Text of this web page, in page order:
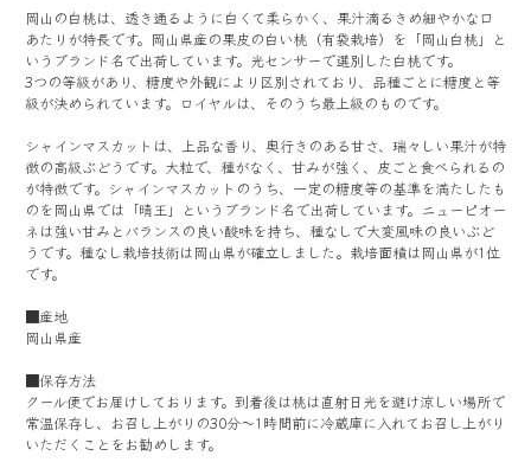
岡山の白桃は、透き通るように白くて柔らかく、果汁滴るきめ細やかな口
あたりが特長です。岡山県産の果皮の白い桃（有袋栽培）を「岡山白桃」と
いうブランド名で出荷しています。光センサーで選別した白桃です。
3つの等級があり、糖度や外観により区別されており、品種ごとに糖度と等
級が決められています。ロイヤルは、そのうち最上級のものです。
シャインマスカットは、上品な香り、奥行きのある甘さ、瑞々しい果汁が特
徴の高級ぶどうです。大粒で、種がなく、甘みが強く、皮ごと食べられるの
が特徴です。シャインマスカットのうち、一定の糖度等の基準を満たしたも
のを岡山県では「晴王」というブランド名で出荷しています。ニューピオー
ネは強い甘みとバランスの良い酸味を持ち、種なしで大変風味の良いぶど
うです。種なし栽培技術は岡山県が確立しました。栽培面積は岡山県が1位
です。
■産地
岡山県産
■保存方法
クール便でお届けしております。到着後は桃は直射日光を避け涼しい場所で
常温保存し、お召し上がりの30分～1時間前に冷蔵庫に入れてお召し上がり
いただくことをお勧めします。